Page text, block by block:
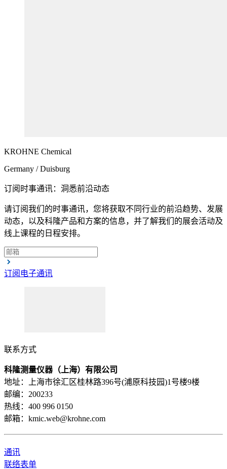
KROHNE Chemical
Germany / Duisburg
订阅时事通讯：洞悉前沿动态
请订阅我们的时事通讯，您将获取不同行业的前沿趋势、发展
动态，以及科隆产品和方案的信息，并了解我们的展会活动及
线上课程的日程安排。
订阅电子通讯
联系方式
科隆测量仪器（上海）有限公司
地址：上海市徐汇区桂林路396号(浦原科技园)1号楼9楼
邮编：200233
热线：400 996 0150
邮箱：kmic.web@krohne.com
通讯
联络表单